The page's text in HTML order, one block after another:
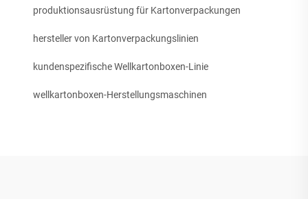
produktionsausrüstung für Kartonverpackungen
hersteller von Kartonverpackungslinien
kundenspezifische Wellkartonboxen-Linie
wellkartonboxen-Herstellungsmaschinen